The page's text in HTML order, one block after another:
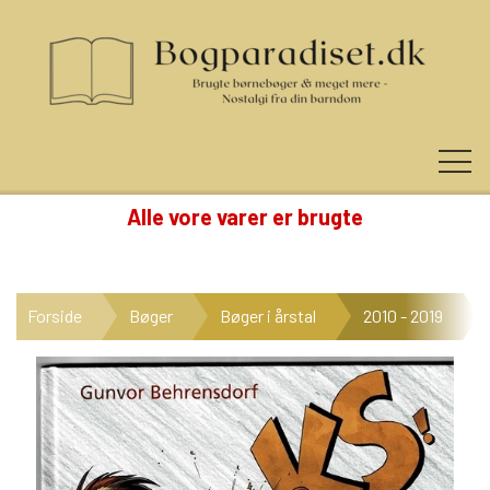
NYHEDER
KATEGORIER
Alle vore varer er brugte
Forside Bøger Bøger i årstal 2010 - 2019